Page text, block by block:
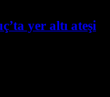
yer altı ateşi